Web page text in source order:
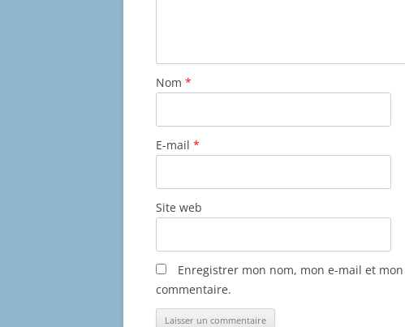
Nom *
E-mail *
Site web
Enregistrer mon nom, mon e-mail et
commentaire.